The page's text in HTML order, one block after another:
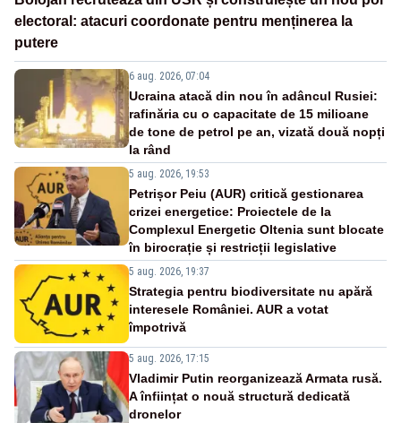
electoral: atacuri coordonate pentru menținerea la
putere
6 aug. 2026, 07:04
Ucraina atacă din nou în adâncul Rusiei:
rafinăria cu o capacitate de 15 milioane
de tone de petrol pe an, vizată două nopți
la rând
5 aug. 2026, 19:53
Petrișor Peiu (AUR) critică gestionarea
crizei energetice: Proiectele de la
Complexul Energetic Oltenia sunt blocate
în birocrație și restricții legislative
5 aug. 2026, 19:37
Strategia pentru biodiversitate nu apără
interesele României. AUR a votat
împotrivă
5 aug. 2026, 17:15
Vladimir Putin reorganizează Armata rusă.
A înființat o nouă structură dedicată
dronelor